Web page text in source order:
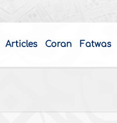
Articles Coran Fatwas